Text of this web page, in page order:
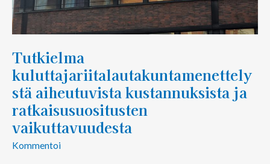
Tutkielma
kuluttajariitalautakuntamenettely
stä aiheutuvista kustannuksista ja
ratkaisusuositusten
vaikuttavuudesta
Kommentoi